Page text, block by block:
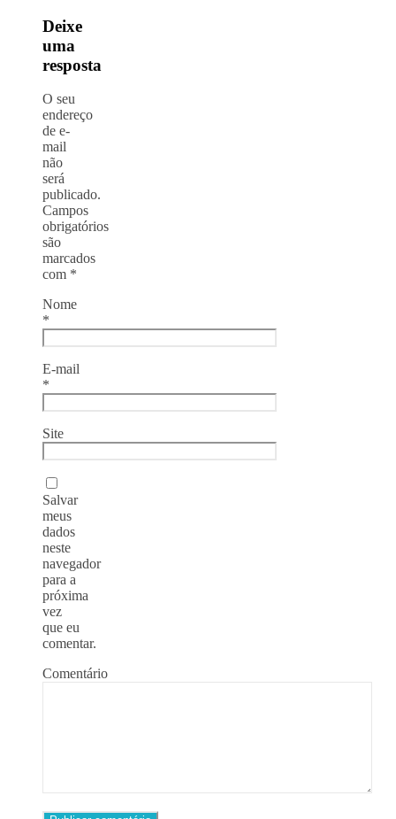
Deixe
uma
resposta
O seu
endereço
de e-
mail
não
será
publicado.
Campos
obrigatórios
são
marcados
com *
Nome
*
E-mail
*
Site
Salvar
meus
dados
neste
navegador
para a
próxima
vez
que eu
comentar.
Comentário